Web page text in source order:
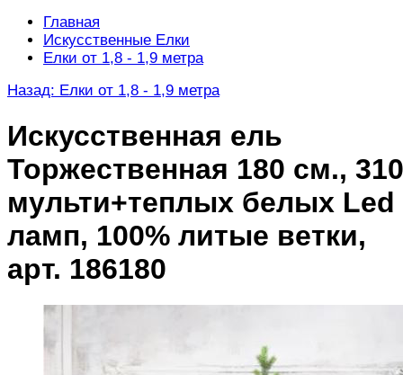
Главная
Искусственные Елки
Елки от 1,8 - 1,9 метра
Назад: Елки от 1,8 - 1,9 метра
Искусственная ель
Торжественная 180 см., 310
мульти+теплых белых Led
ламп, 100% литые ветки,
арт. 186180